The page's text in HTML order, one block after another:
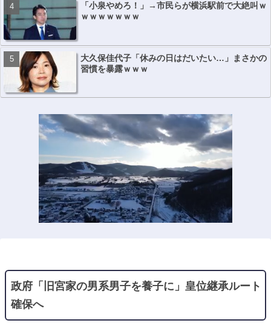
「小泉やめろ！」→市民らが横浜駅前で大絶叫ｗ
ｗｗｗｗｗｗｗ
大久保佳代子「休みの日はだいたい…」まさかの
習慣を暴露ｗｗｗ
政府「旧宮家の男系男子を養子に」皇位継承ルート
確保へ